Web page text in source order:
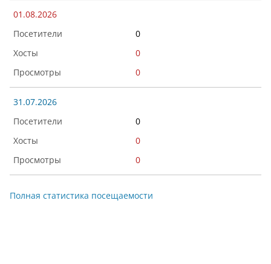
01.08.2026
0
0
0
31.07.2026
0
0
0
Полная статистика посещаемости